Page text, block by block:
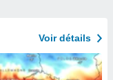
Voir détails